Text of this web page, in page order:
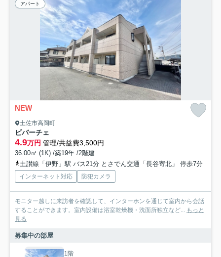
アパート
NEW
土佐市高岡町
ビバーチェ
4.9万円 管理/共益費3,500円
36.00㎡ (1K) /築19年 /2階建
土讃線「伊野」駅 バス21分 とさでん交通「長谷寄北」 停歩7分
インターネット対応 防犯カメラ
モニター越しに来訪者を確認して、インターホンを通じて室内から会話
することができます。室内設備は浴室乾燥機・洗面所独立など...
もっと
見る
募集中の部屋
1階